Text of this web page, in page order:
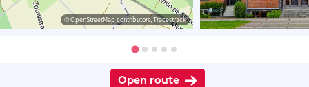
© OpenStreetMap contributors, Tracestrack
Open route